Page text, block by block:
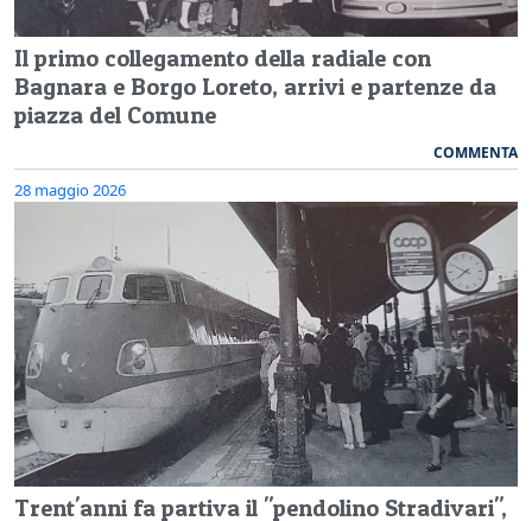
Il primo collegamento della radiale con
Bagnara e Borgo Loreto, arrivi e partenze da
piazza del Comune
COMMENTA
28 maggio 2026
Trent'anni fa partiva il "pendolino Stradivari",